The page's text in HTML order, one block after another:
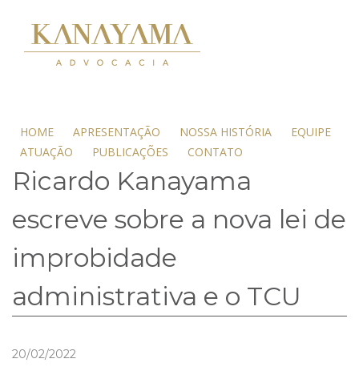
HOME APRESENTAÇÃO NOSSA HISTÓRIA
EQUIPE
ATUAÇÃO
PUBLICAÇÕES CONTATO
Ricardo Kanayama
escreve sobre a nova lei de
improbidade
administrativa e o TCU
20/02/2022